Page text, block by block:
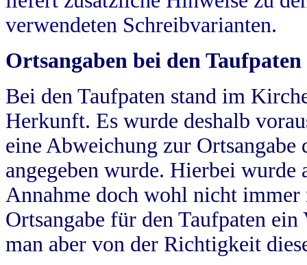
verwendeten Schreibvarianten.
Ortsangaben bei den Taufpaten
Bei den Taufpaten stand im
Herkunft. Es wurde deshalb
eine Abweichung zur
angegeben wurde. Hierbei wurde
Annahme doch wohl nicht
Ortsangabe für den Taufpaten
man aber von der Richtigkeit